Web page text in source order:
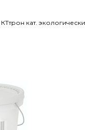
кат. экологически